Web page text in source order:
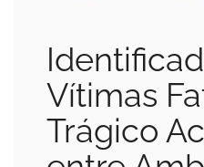
Vítimas
Trágico